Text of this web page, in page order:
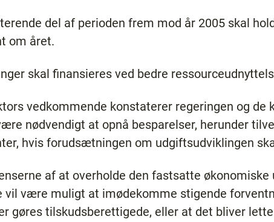
del af perioden frem mod år 2005 skal
om året.
skal finansieres ved bedre
vedkommende konstaterer regeringen og de
nødvendigt at opnå besparelser, herunder
hvis forudsætningen om udgiftsudviklingen
af at overholde den fastsatte
være muligt at imødekomme stigende
gøres tilskudsberettigede, eller at det bliver